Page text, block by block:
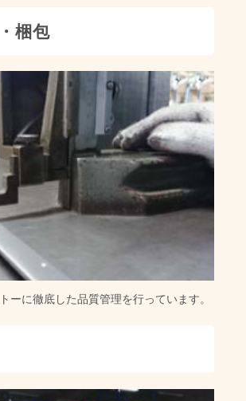
梱包
ーに徹底した品質管理を行っています。